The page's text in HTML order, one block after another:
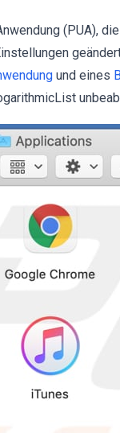
(PUA),
und eines